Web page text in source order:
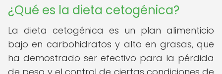
¿Qué es la dieta cetogénica?
La dieta cetogénica es un plan alimenticio
bajo en carbohidratos y alto en grasas, que
ha demostrado ser efectivo para la pérdida